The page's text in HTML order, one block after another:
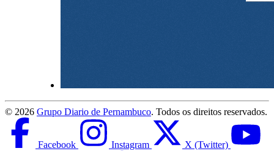
© 2026 Grupo Diario de Pernambuco. Todos os direitos reservados.
Facebook Instagram X (Twitter)